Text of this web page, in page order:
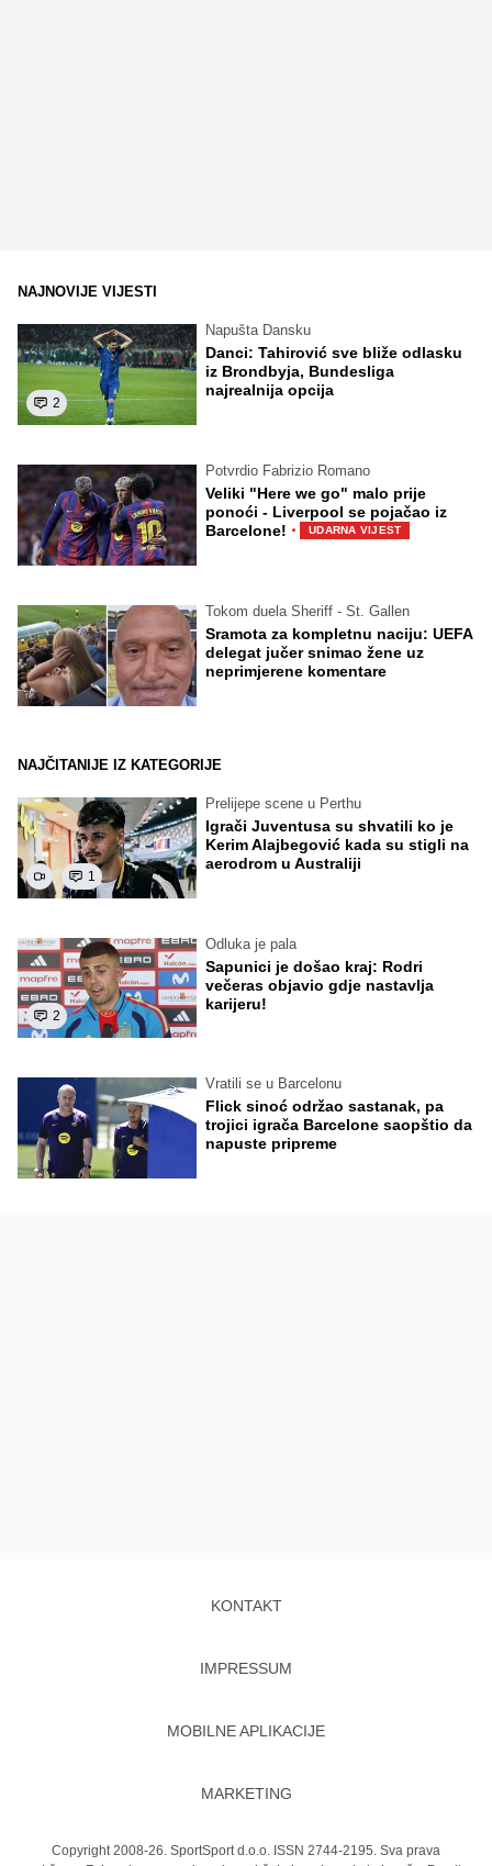
NAJNOVIJE VIJESTI
2
Napušta Dansku
Danci: Tahirović sve bliže odlasku
iz Brondbyja, Bundesliga
najrealnija opcija
Potvrdio Fabrizio Romano
Veliki "Here we go" malo prije
ponoći - Liverpool se pojačao iz
Barcelone! · UDARNA VIJEST
Tokom duela Sheriff - St. Gallen
Sramota za kompletnu naciju: UEFA
delegat jučer snimao žene uz
neprimjerene komentare
NAJČITANIJE IZ KATEGORIJE
1
Prelijepe scene u Perthu
Igrači Juventusa su shvatili ko je
Kerim Alajbegović kada su stigli na
aerodrom u Australiji
2
Odluka je pala
Sapunici je došao kraj: Rodri
večeras objavio gdje nastavlja
karijeru!
Vratili se u Barcelonu
Flick sinoć održao sastanak, pa
trojici igrača Barcelone saopštio da
napuste pripreme
KONTAKT
IMPRESSUM
MOBILNE APLIKACIJE
MARKETING
Copyright 2008-26. SportSport d.o.o. ISSN 2744-2195. Sva prava